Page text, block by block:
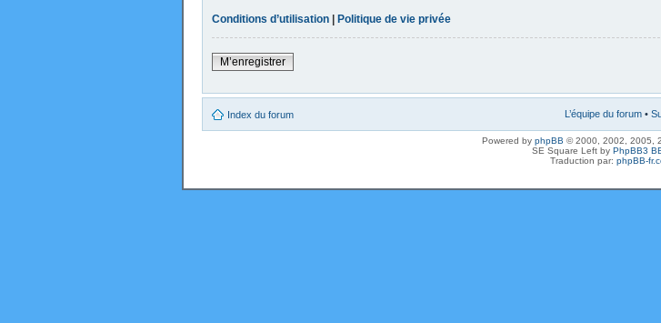
Conditions d’utilisation | Politique de vie privée
M’enregistrer
Index du forum L’équipe du forum •
Powered by phpBB © 2000, 2002, 2005,
SE Square Left by PhpBB3
Traduction par: phpBB-